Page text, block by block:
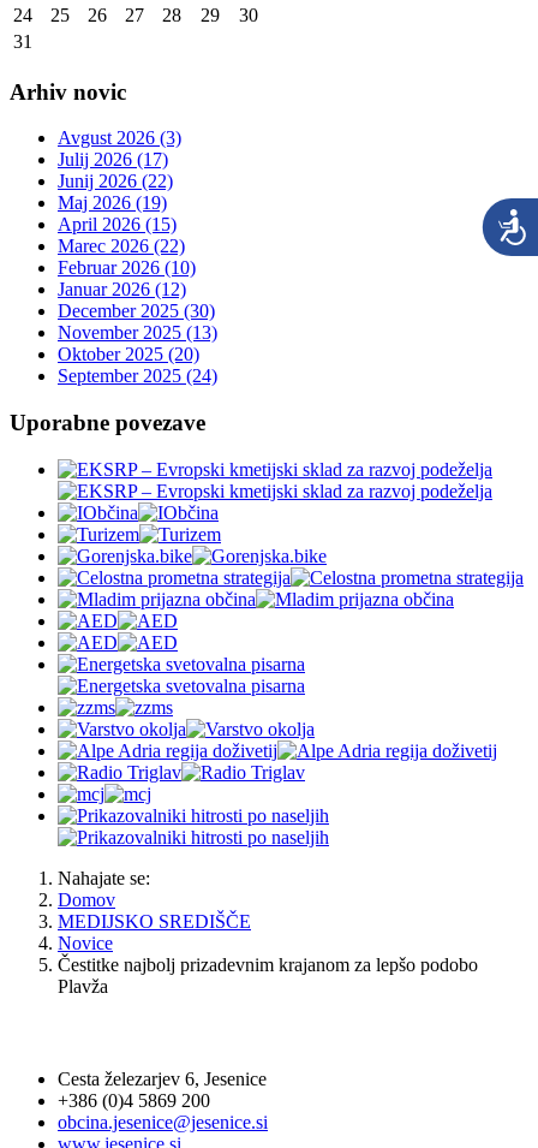
24
25 26 27 28 29
30
31
Arhiv novic
Avgust 2026 (3)
Julij 2026 (17)
Junij 2026 (22)
Maj 2026 (19)
April 2026 (15)
Marec 2026 (22)
Februar 2026 (10)
Januar 2026 (12)
December 2025 (30)
November 2025 (13)
Oktober 2025 (20)
September 2025 (24)
Uporabne povezave
Nahajate se:
Domov
MEDIJSKO SREDIŠČE
Novice
Čestitke najbolj prizadevnim krajanom za lepšo podobo
Plavža
Cesta železarjev 6, Jesenice
+386 (0)4 5869 200
obcina.jesenice@jesenice.si